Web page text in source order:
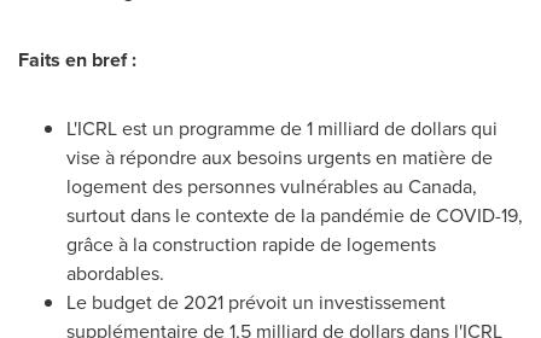
Faits en bref :
L'ICRL est un programme de 1 milliard de dollars qui
vise à répondre aux besoins urgents en matière de
logement des personnes vulnérables au Canada,
surtout dans le contexte de la pandémie de COVID-19,
grâce à la construction rapide de logements
abordables.
Le budget de 2021 prévoit un investissement
supplémentaire de 1,5 milliard de dollars dans l'ICRL